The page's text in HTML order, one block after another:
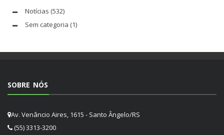
Notícias (532)
Sem categoria (1)
SOBRE NÓS
Av. Venâncio Aires, 1615 - Santo Ângelo/RS
(55) 3313-3200